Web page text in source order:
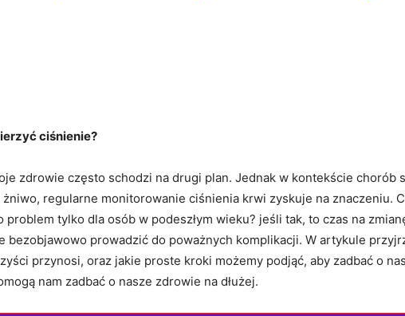
ciśnienie?
zdrowie często schodzi na drugi plan. Jednak w kontekście chorób
regularne‍ monitorowanie⁣ ciśnienia krwi zyskuje na⁤ znaczeniu.
⁤tylko dla osób w podeszłym wieku? jeśli tak, to czas na
bezobjawowo prowadzić ⁤do poważnych komplikacji. W artykule
przynosi, oraz ‍jakie proste kroki możemy podjąć, aby zadbać o
nam zadbać o‍ nasze zdrowie na dłużej.